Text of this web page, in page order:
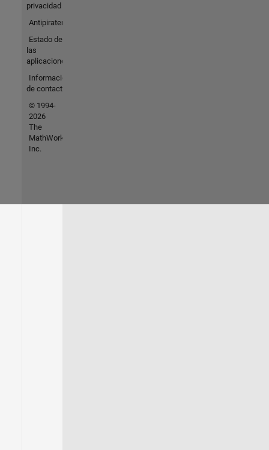
privacidad
Antipiratería
Estado de
las
aplicaciones
Información
de contacto
© 1994-
2026
The
MathWorks,
Inc.